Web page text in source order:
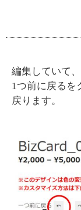
編集していて
1つ前に戻るを
戻ります。